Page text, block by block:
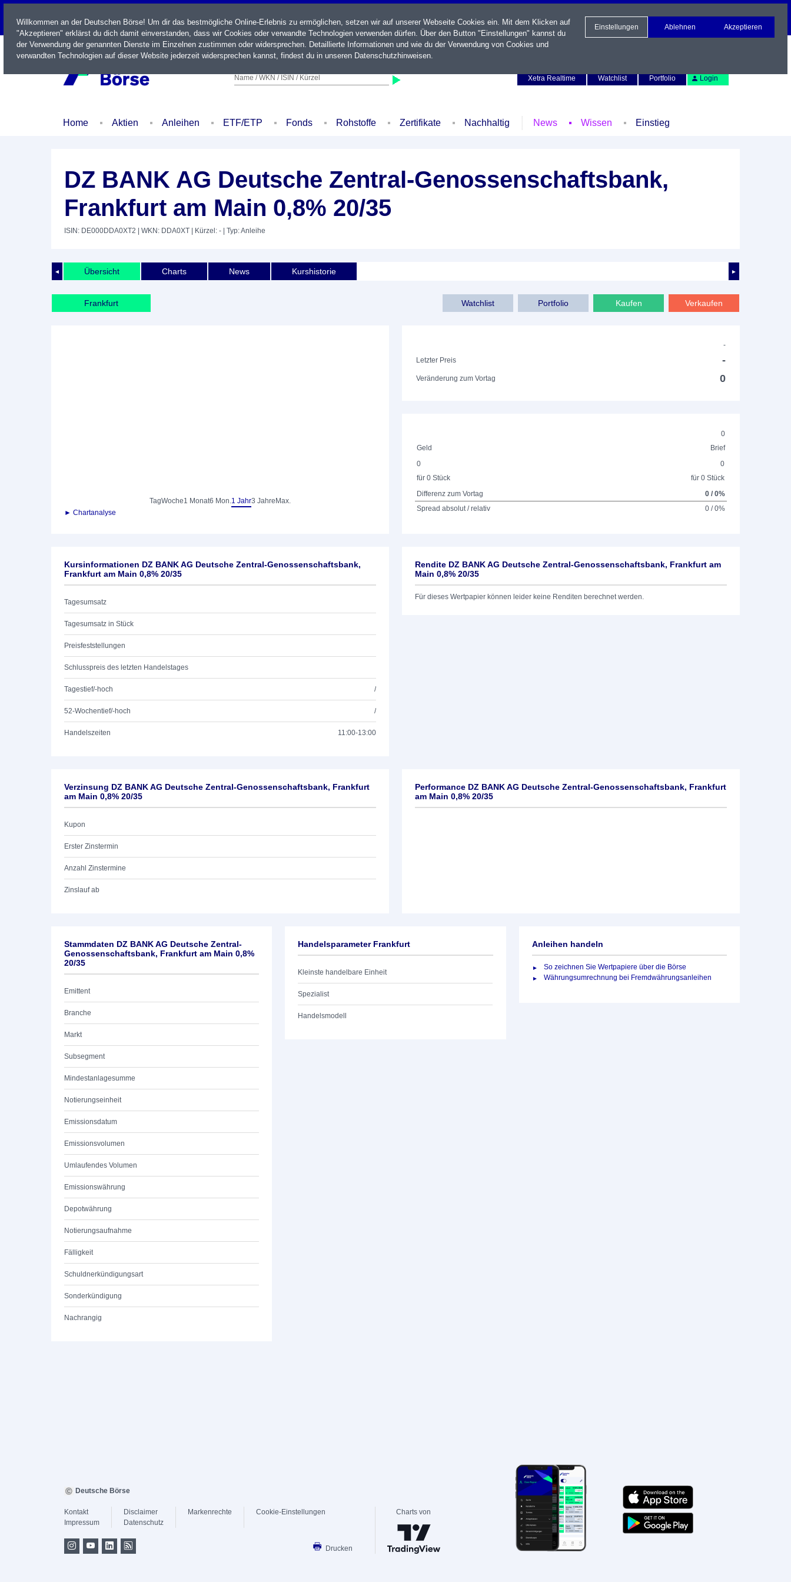
LIVE
Name / WKN / ISIN / Kürzel
Xetra Realtime
Watchlist Portfolio Login
Home Aktien Anleihen ETF/ETP Fonds Rohstoffe Zertifikate Nachhaltig News Wissen Einstieg
DZ BANK AG Deutsche Zentral-Genossenschaftsbank,
Frankfurt am Main 0,8% 20/35
ISIN: DE000DDA0XT2 | WKN: DDA0XT | Kürzel: - | Typ: Anleihe
◄ ►
Übersicht Charts News Kurshistorie
Frankfurt Verkaufen
Kaufen
Portfolio
Watchlist
TagWoche1 Monat6 Mon.1 Jahr3 Jahre Max.
► Chartanalyse
-
Letzter Preis
-
Veränderung zum Vortag 0
0
Geld
Brief
0
für 0 Stück
0
für 0 Stück
Differenz zum Vortag
0 / 0%
Spread absolut / relativ
0 / 0%
Kursinformationen DZ BANK AG Deutsche Zentral-Genossenschaftsbank,
Frankfurt am Main 0,8% 20/35
Tagesumsatz
Tagesumsatz in Stück
Preisfeststellungen
Schlusspreis des letzten Handelstages
Tagestief/-hoch /
52-Wochentief/-hoch /
Handelszeiten 11:00-13:00
Rendite DZ BANK AG Deutsche Zentral-Genossenschaftsbank, Frankfurt am
Main 0,8% 20/35
Für dieses Wertpapier können leider keine Renditen berechnet werden.
Verzinsung DZ BANK AG Deutsche Zentral-Genossenschaftsbank, Frankfurt
am Main 0,8% 20/35
Kupon
Erster Zinstermin
Anzahl Zinstermine
Zinslauf ab
Performance DZ BANK AG Deutsche Zentral-Genossenschaftsbank, Frankfurt
am Main 0,8% 20/35
Stammdaten DZ BANK AG Deutsche Zentral-
Genossenschaftsbank, Frankfurt am Main 0,8%
20/35
Emittent
Branche
Markt
Subsegment
Mindestanlagesumme
Notierungseinheit
Emissionsdatum
Emissionsvolumen
Umlaufendes Volumen
Emissionswährung
Depotwährung
Notierungsaufnahme
Fälligkeit
Schuldnerkündigungsart
Sonderkündigung
Nachrangig
Handelsparameter Frankfurt
Kleinste handelbare Einheit
Spezialist
Handelsmodell
Anleihen handeln
So zeichnen Sie Wertpapiere über die Börse
Währungsumrechnung bei Fremdwährungsanleihen
Willkommen an der Deutschen Börse! Um dir das bestmögliche Online-Erlebnis zu ermöglichen, setzen wir auf unserer Webseite Cookies ein. Mit dem Klicken auf
"Akzeptieren" erklärst du dich damit einverstanden, dass wir Cookies oder verwandte Technologien verwenden dürfen. Über den Button "Einstellungen" kannst du
der Verwendung der genannten Dienste im Einzelnen zustimmen oder widersprechen. Detaillierte Informationen und wie du der Verwendung von Cookies und
verwandten Technologien auf dieser Website jederzeit widersprechen kannst, findest du in unseren Datenschutzhinweisen.
Einstellungen Ablehnen Akzeptieren
Deutsche Börse
Kontakt
Impressum
Disclaimer
Datenschutz
Markenrechte Cookie-Einstellungen
Drucken
Charts von